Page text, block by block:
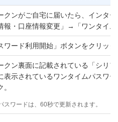
クンがご自宅に届いたら、インタ
報・口座情報変更」→「ワンタイ
ワード利用開始」ボタンをクリッ
クン裏面に記載されている「シリ
表示されているワンタイムパスワ
スワードは、60秒で更新されます。